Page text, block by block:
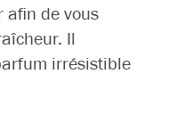
afin de vous
Il
irrésistible